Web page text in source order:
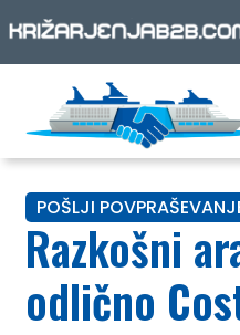
Skip
to
Skip
to
POŠLJI
Razkošni
odlično